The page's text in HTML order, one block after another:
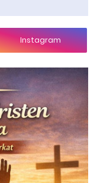
Instagram